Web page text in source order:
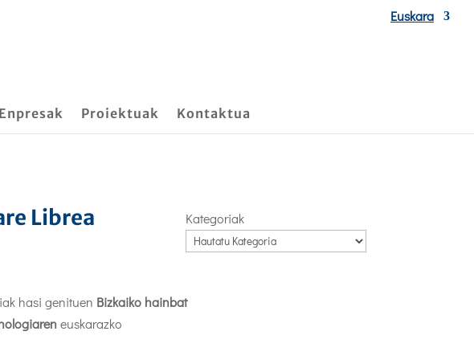
Euskara
Enpresak Proiektuak Kontaktua
Librea
hasi genituen Bizkaiko hainbat
euskarazko
Kategoriak